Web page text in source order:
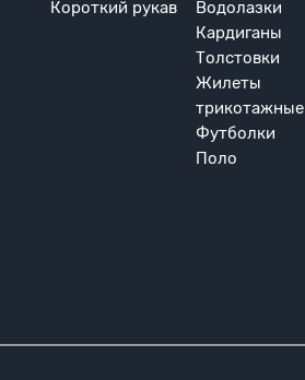
Короткий рукав
Водолазки
Кардиганы
Толстовки
Жилеты
трикотажные
Футболки
Поло